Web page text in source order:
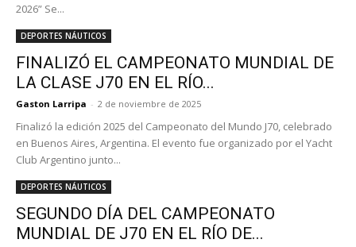
2026” Se...
DEPORTES NÁUTICOS
FINALIZÓ EL CAMPEONATO MUNDIAL DE
LA CLASE J70 EN EL RÍO...
Gaston Larripa - 2 de noviembre de 2025
Finalizó la edición 2025 del Campeonato del Mundo J70, celebrado
en Buenos Aires, Argentina. El evento fue organizado por el Yacht
Club Argentino junto...
DEPORTES NÁUTICOS
SEGUNDO DÍA DEL CAMPEONATO
MUNDIAL DE J70 EN EL RÍO DE...